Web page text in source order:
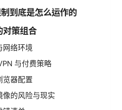
到底是怎么运作的
策组合
网络环境
与付费策略
览器配置
像的风险与现实